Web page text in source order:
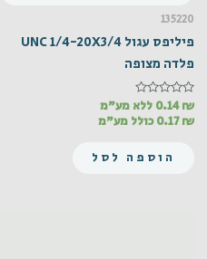
135220
פיליפס עגול UNC 1/4-20X3/4
פלדה מצופה
דורג
מתוך
0.14₪
ללא מע"מ
0.17₪ כולל מע"מ
הוספה לסל